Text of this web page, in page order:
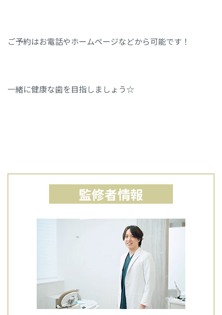
ご予約はお電話やホームページなどから可能です！
一緒に健康な歯を目指しましょう☆
監修者情報